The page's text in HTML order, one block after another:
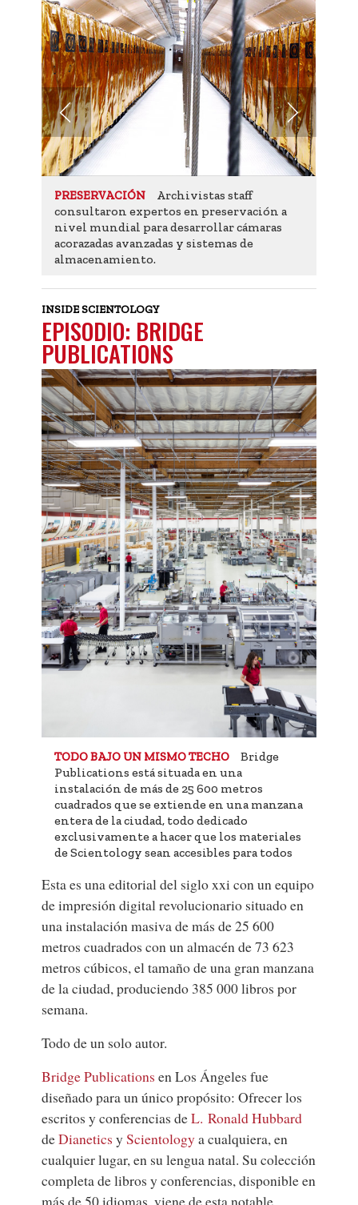
PRESERVACIÓN
Archivistas staff
consultaron expertos en preservación a
nivel mundial para desarrollar cámaras
acorazadas avanzadas y sistemas de
almacenamiento.
INSIDE SCIENTOLOGY
EPISODIO: BRIDGE
PUBLICATIONS
TODO BAJO UN MISMO TECHO
Bridge
Publications está situada en una
instalación de más de 25 600 metros
cuadrados que se extiende en una manzana
entera de la ciudad, todo dedicado
exclusivamente a hacer que los materiales
de Scientology sean accesibles para todos
Esta es una editorial del siglo xxi con un equipo
de impresión digital revolucionario situado en
una instalación masiva de más de 25 600
metros cuadrados con un almacén de 73 623
metros cúbicos, el tamaño de una gran manzana
de la ciudad, produciendo 385 000 libros por
semana.
Todo de un solo autor.
Bridge Publications en Los Ángeles fue
diseñado para un único propósito: Ofrecer los
escritos y conferencias deL. Ronald Hubbard
deDianetics yScientologya cualquiera, en
cualquier lugar, en su lengua natal. Su colección
completa de libros y conferencias, disponible en